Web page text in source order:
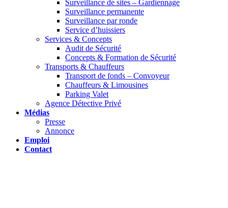
Surveillance de sites – Gardiennage
Surveillance permanente
Surveillance par ronde
Service d’huissiers
Services & Concepts
Audit de Sécurité
Concepts & Formation de Sécurité
Transports & Chauffeurs
Transport de fonds – Convoyeur
Chauffeurs & Limousines
Parking Valet
Agence Détective Privé
Médias
Presse
Annonce
Emploi
Contact